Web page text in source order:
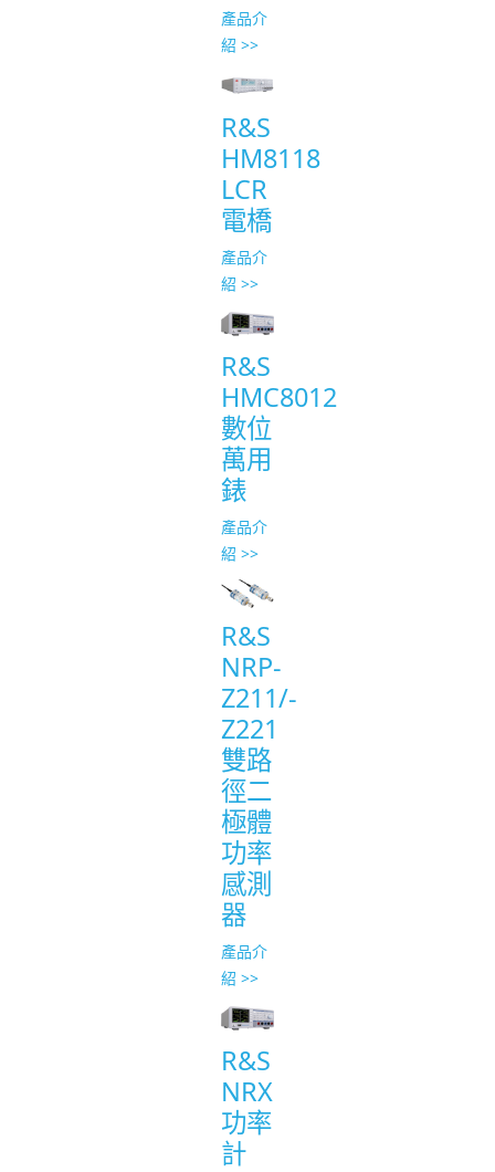
產品介
紹 >>
R&S
HM8118
LCR
電橋
產品介
紹 >>
R&S
HMC8012
數位
萬用
錶
產品介
紹 >>
R&S
NRP-
Z211/-
Z221
雙路
徑二
極體
功率
感測
器
產品介
紹 >>
R&S
NRX
功率
計